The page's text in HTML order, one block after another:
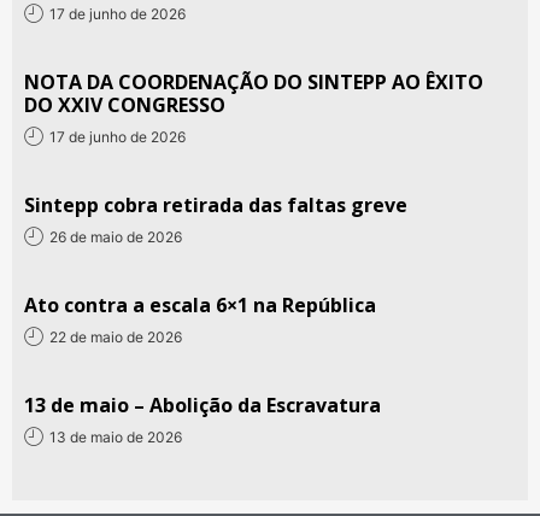
17 de junho de 2026
NOTA DA COORDENAÇÃO DO SINTEPP AO ÊXITO
DO XXIV CONGRESSO
17 de junho de 2026
Sintepp cobra retirada das faltas greve
26 de maio de 2026
Ato contra a escala 6×1 na República
22 de maio de 2026
13 de maio – Abolição da Escravatura
13 de maio de 2026